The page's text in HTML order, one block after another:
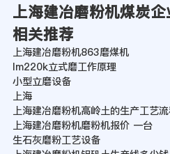
上海建冶磨粉机煤炭
相关推荐
上海建冶磨粉机863磨煤机
lm220k立式磨工作原理
小型立磨设备
上海
上海建冶磨粉机高岭土的生产工艺
上海建冶磨粉机磨粉机报价 一台
生石灰磨粉工艺设备